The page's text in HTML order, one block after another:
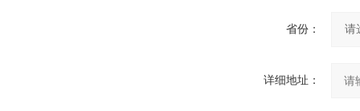
省份：
详细地址：